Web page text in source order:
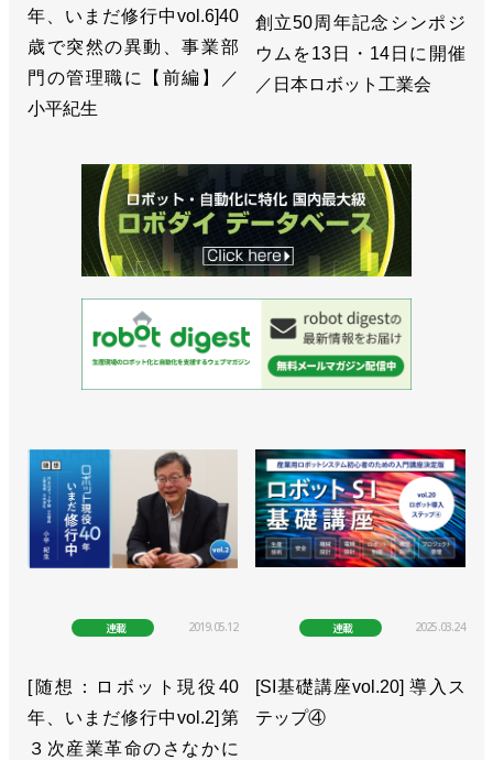
年、いまだ修行中vol.6]40
歳で突然の異動、事業部
門の管理職に【前編】／
小平紀生
創立50周年記念シンポジ
ウムを13日・14日に開催
／日本ロボット工業会
連載 2019.05.12
[随想：ロボット現役40
年、いまだ修行中vol.2]第
３次産業革命のさなかに
連載 2025.03.24
[SI基礎講座vol.20] 導入ス
テップ④